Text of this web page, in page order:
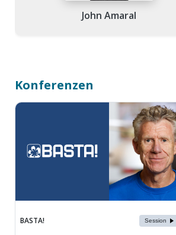
John Amaral
Konferenzen
BASTA! Session